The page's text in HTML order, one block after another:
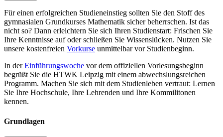
Für einen erfolgreichen Studieneinstieg sollten Sie den Stoff des
gymnasialen Grundkurses Mathematik sicher beherrschen. Ist das
nicht so? Dann erleichtern Sie sich Ihren Studienstart: Frischen Sie
Ihre Kenntnisse auf oder schließen Sie Wissenslücken. Nutzen Sie
unsere kostenfreien Vorkurse unmittelbar vor Studienbeginn.
In derEinführungswoche vor dem offiziellen Vorlesungsbeginn
begrüßt Sie die HTWK Leipzig mit einem abwechslungsreichen
Programm. Machen Sie sich mit dem Studienleben vertraut: Lernen
Sie Ihre Hochschule, Ihre Lehrenden und Ihre Kommilitonen
kennen.
Grundlagen